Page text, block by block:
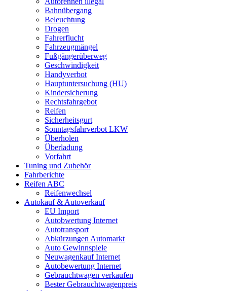
Bahnübergang
Beleuchtung
Drogen
Fahrerflucht
Fahrzeugmängel
Fußgängerüberweg
Geschwindigkeit
Handyverbot
Hauptuntersuchung (HU)
Kindersicherung
Rechtsfahrgebot
Reifen
Sicherheitsgurt
Sonntagsfahrverbot LKW
Überholen
Überladung
Vorfahrt
Tuning und Zubehör
Fahrberichte
Reifen ABC
Reifenwechsel
Autokauf & Autoverkauf
EU Import
Autobwertung Internet
Autotransport
Abkürzungen Automarkt
Auto Gewinnspiele
Neuwagenkauf Internet
Autobewertung Internet
Gebrauchtwagen verkaufen
Bester Gebrauchtwagenpreis